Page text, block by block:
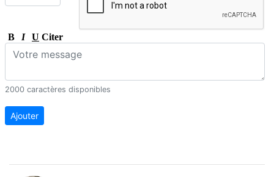
B I U Citer
2000 caractères disponibles
Ajouter